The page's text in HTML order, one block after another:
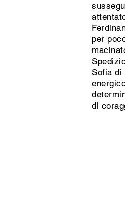
per
Sofia di
di